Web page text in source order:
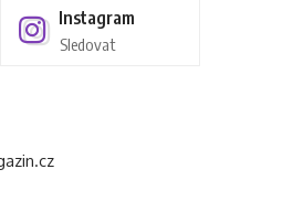
Instagram
Sledovat